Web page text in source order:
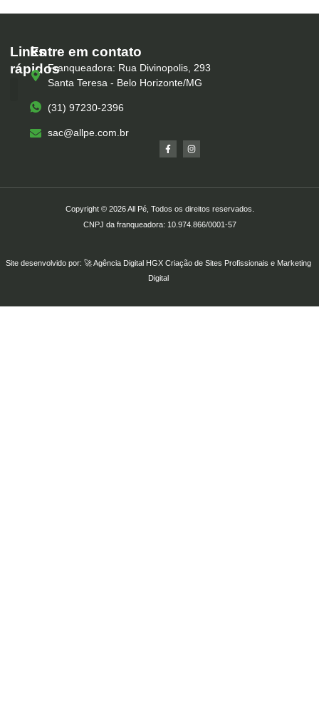
Links
rápidos
Entre em contato
Franqueadora: Rua Divinopolis, 293
Santa Teresa - Belo Horizonte/MG
(31) 97230-2396
sac@allpe.com.br
Copyright © 2026 All Pé, Todos os direitos reservados.
CNPJ da franqueadora: 10.974.866/0001-57
Site desenvolvido por: 🚀Agência Digital HGXCriação de Sites Profissionaise Marketing
Digital